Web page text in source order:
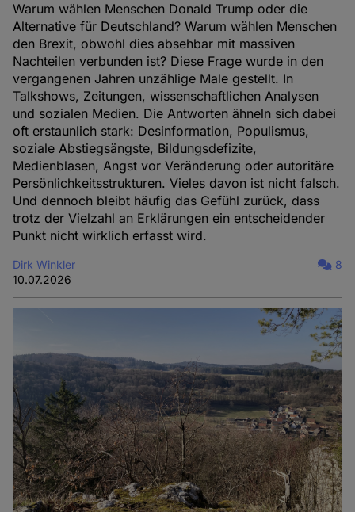
Warum wählen Menschen Donald Trump oder die
Alternative für Deutschland? Warum wählen Menschen
den Brexit, obwohl dies absehbar mit massiven
Nachteilen verbunden ist? Diese Frage wurde in den
vergangenen Jahren unzählige Male gestellt. In
Talkshows, Zeitungen, wissenschaftlichen Analysen
und sozialen Medien. Die Antworten ähneln sich dabei
oft erstaunlich stark: Desinformation, Populismus,
soziale Abstiegsängste, Bildungsdefizite,
Medienblasen, Angst vor Veränderung oder autoritäre
Persönlichkeitsstrukturen. Vieles davon ist nicht falsch.
Und dennoch bleibt häufig das Gefühl zurück, dass
trotz der Vielzahl an Erklärungen ein entscheidender
Punkt nicht wirklich erfasst wird.
Dirk Winkler
10.07.2026
8